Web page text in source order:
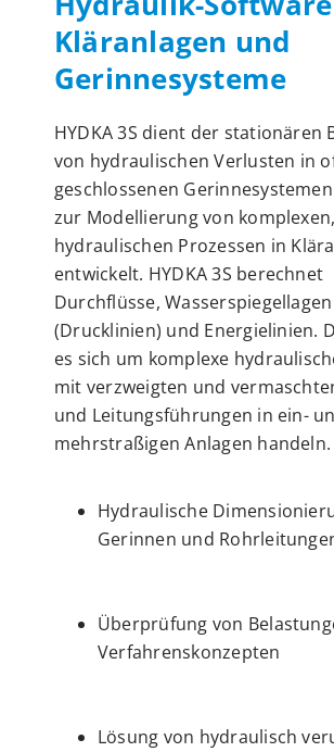
Kläranlagen und
Gerinnesysteme
HYDKA 3S dient der stationären
von hydraulischen Verlusten in
geschlossenen
zur Modellierung von komplexen,
hydraulischen Prozessen in
entwickelt. HYDKA 3S berechnet
Durchflüsse, Wasserspiegellagen
(Drucklinien) und Energielinien.
es sich um komplexe
mit verzweigten und
und Leitungsführungen in ein-
mehrstraßigen Anlagen handeln.
Hydraulische
Gerinnen und
Überprüfung von
Verfahrenskonzepten
Lösung von hydraulisch